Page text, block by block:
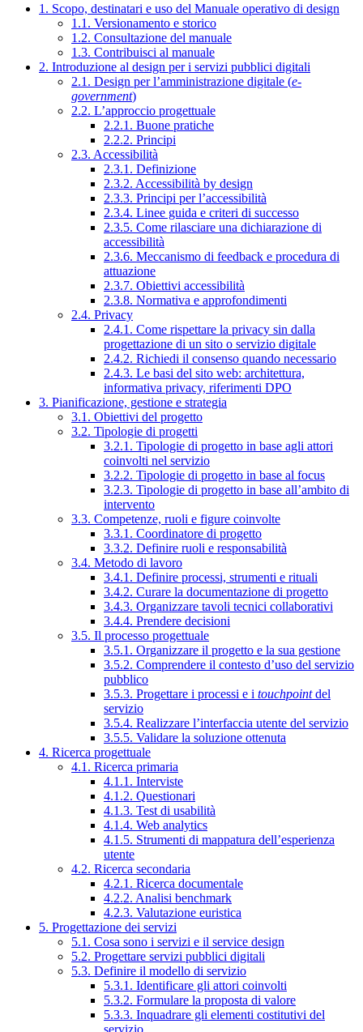
1. Scopo, destinatari e uso del Manuale operativo di design
1.1. Versionamento e storico
1.2. Consultazione del manuale
1.3. Contribuisci al manuale
2. Introduzione al design per i servizi pubblici digitali
2.1. Design per l’amministrazione digitale (e-
government)
2.2. L’approccio progettuale
2.2.1. Buone pratiche
2.2.2. Principi
2.3. Accessibilità
2.3.1. Definizione
2.3.2. Accessibilità by design
2.3.3. Principi per l’accessibilità
2.3.4. Linee guida e criteri di successo
2.3.5. Come rilasciare una dichiarazione di
accessibilità
2.3.6. Meccanismo di feedback e procedura di
attuazione
2.3.7. Obiettivi accessibilità
2.3.8. Normativa e approfondimenti
2.4. Privacy
2.4.1. Come rispettare la privacy sin dalla
progettazione di un sito o servizio digitale
2.4.2. Richiedi il consenso quando necessario
2.4.3. Le basi del sito web: architettura,
informativa privacy, riferimenti DPO
3. Pianificazione, gestione e strategia
3.1. Obiettivi del progetto
3.2. Tipologie di progetti
3.2.1. Tipologie di progetto in base agli attori
coinvolti nel servizio
3.2.2. Tipologie di progetto in base al focus
3.2.3. Tipologie di progetto in base all’ambito di
intervento
3.3. Competenze, ruoli e figure coinvolte
3.3.1. Coordinatore di progetto
3.3.2. Definire ruoli e responsabilità
3.4. Metodo di lavoro
3.4.1. Definire processi, strumenti e rituali
3.4.2. Curare la documentazione di progetto
3.4.3. Organizzare tavoli tecnici collaborativi
3.4.4. Prendere decisioni
3.5. Il processo progettuale
3.5.1. Organizzare il progetto e la sua gestione
3.5.2. Comprendere il contesto d’uso del servizio
pubblico
3.5.3. Progettare i processi e i touchpointdel
servizio
3.5.4. Realizzare l’interfaccia utente del servizio
3.5.5. Validare la soluzione ottenuta
4. Ricerca progettuale
4.1. Ricerca primaria
4.1.1. Interviste
4.1.2. Questionari
4.1.3. Test di usabilità
4.1.4. Web analytics
4.1.5. Strumenti di mappatura dell’esperienza
utente
4.2. Ricerca secondaria
4.2.1. Ricerca documentale
4.2.2. Analisi benchmark
4.2.3. Valutazione euristica
5. Progettazione dei servizi
5.1. Cosa sono i servizi e il service design
5.2. Progettare servizi pubblici digitali
5.3. Definire il modello di servizio
5.3.1. Identificare gli attori coinvolti
5.3.2. Formulare la proposta di valore
5.3.3. Inquadrare gli elementi costitutivi del
servizio